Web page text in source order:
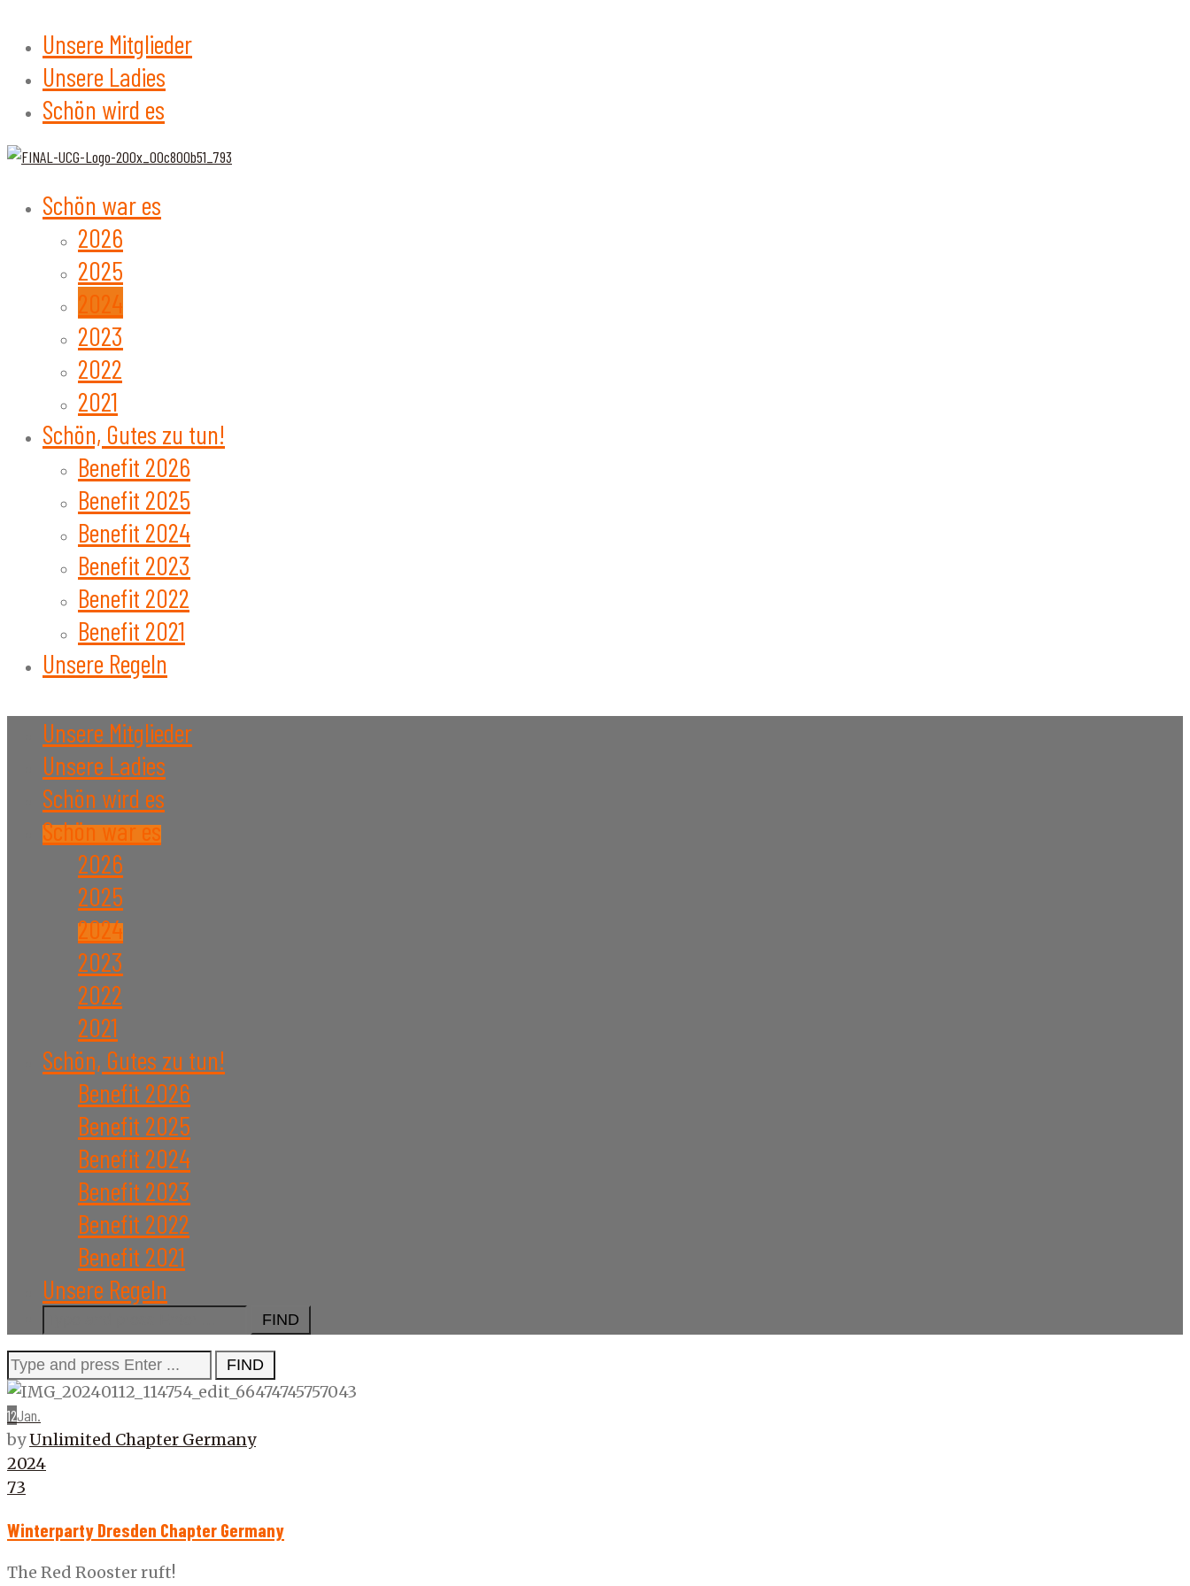
Unsere Mitglieder
Unsere Ladies
Schön wird es
Schön war es
2026
2025
2024
2023
2022
2021
Schön, Gutes zu tun!
Benefit 2026
Benefit 2025
Benefit 2024
Benefit 2023
Benefit 2022
Benefit 2021
Unsere Regeln
Unsere Mitglieder
Unsere Ladies
Schön wird es
Schön war es
2026
2025
2024
2023
2022
2021
Schön, Gutes zu tun!
Benefit 2026
Benefit 2025
Benefit 2024
Benefit 2023
Benefit 2022
Benefit 2021
Unsere Regeln
for:
Search
for:
12Jan.
byUnlimited Chapter Germany
2024
73
Winterparty Dresden Chapter Germany
The Red Rooster ruft!